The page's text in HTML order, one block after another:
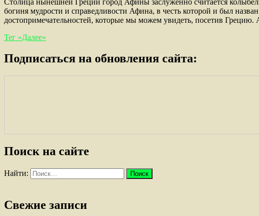
богиня мудрости и справедливости Афина, в честь которой и был
достопримечательностей, которые мы можем увидеть, посетив
Тег «Далее»
Подписаться на обновления сайта:
Поиск на сайте
Найти:
Свежие записи